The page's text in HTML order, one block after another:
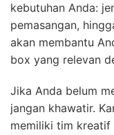
kebutuhan Anda:
pemasangan,
akan membantu
box yang relevan
Jika Anda belum
jangan khawatir.
memiliki tim kreatif